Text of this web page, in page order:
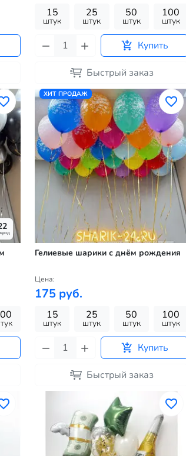
15
штук
25
штук
50
штук
100
штук
Купить
Быстрый заказ
ХИТ ПРОДАЖ
Гелиевые шарики с днём рождения
Цена:
175 руб.
15
штук
25
штук
50
штук
100
штук
Купить
Быстрый заказ